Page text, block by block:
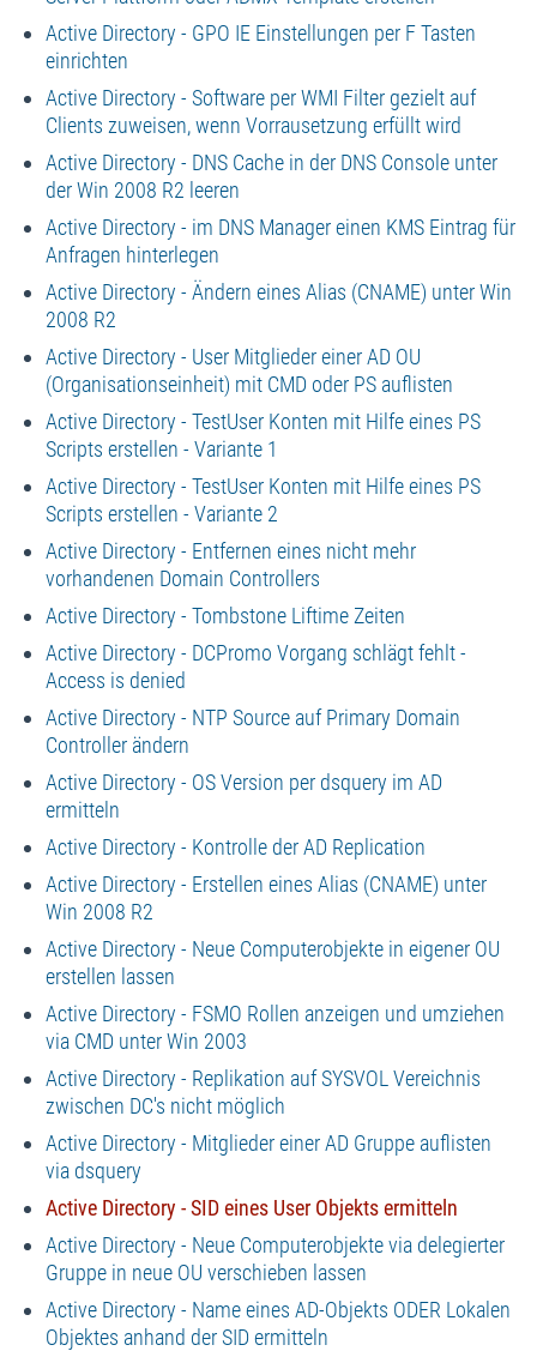
Active Directory - GPO IE Einstellungen per F Tasten
einrichten
Active Directory - Software per WMI Filter gezielt auf
Clients zuweisen, wenn Vorrausetzung erfüllt wird
Active Directory - DNS Cache in der DNS Console unter
der Win 2008 R2 leeren
Active Directory - im DNS Manager einen KMS Eintrag für
Anfragen hinterlegen
Active Directory - Ändern eines Alias (CNAME) unter Win
2008 R2
Active Directory - User Mitglieder einer AD OU
(Organisationseinheit) mit CMD oder PS auflisten
Active Directory - TestUser Konten mit Hilfe eines PS
Scripts erstellen - Variante 1
Active Directory - TestUser Konten mit Hilfe eines PS
Scripts erstellen - Variante 2
Active Directory - Entfernen eines nicht mehr
vorhandenen Domain Controllers
Active Directory - Tombstone Liftime Zeiten
Active Directory - DCPromo Vorgang schlägt fehlt -
Access is denied
Active Directory - NTP Source auf Primary Domain
Controller ändern
Active Directory - OS Version per dsquery im AD
ermitteln
Active Directory - Kontrolle der AD Replication
Active Directory - Erstellen eines Alias (CNAME) unter
Win 2008 R2
Active Directory - Neue Computerobjekte in eigener OU
erstellen lassen
Active Directory - FSMO Rollen anzeigen und umziehen
via CMD unter Win 2003
Active Directory - Replikation auf SYSVOL Vereichnis
zwischen DC's nicht möglich
Active Directory - Mitglieder einer AD Gruppe auflisten
via dsquery
Active Directory - SID eines User Objekts ermitteln
Active Directory - Neue Computerobjekte via delegierter
Gruppe in neue OU verschieben lassen
Active Directory - Name eines AD-Objekts ODER Lokalen
Objektes anhand der SID ermitteln